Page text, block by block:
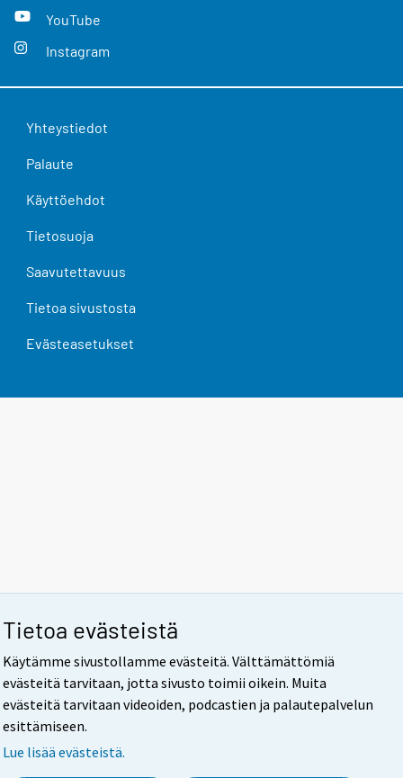
Tietoa evästeistä
Käytämme sivustollamme evästeitä. Välttämättömiä
evästeitä tarvitaan, jotta sivusto toimii oikein. Muita
evästeitä tarvitaan videoiden, podcastien ja palautepalvelun
esittämiseen.
Lue lisää evästeistä.
YouTube
Instagram
Yhteystiedot
Palaute
Käyttöehdot
Tietosuoja
Saavutettavuus
Tietoa sivustosta
Evästeasetukset